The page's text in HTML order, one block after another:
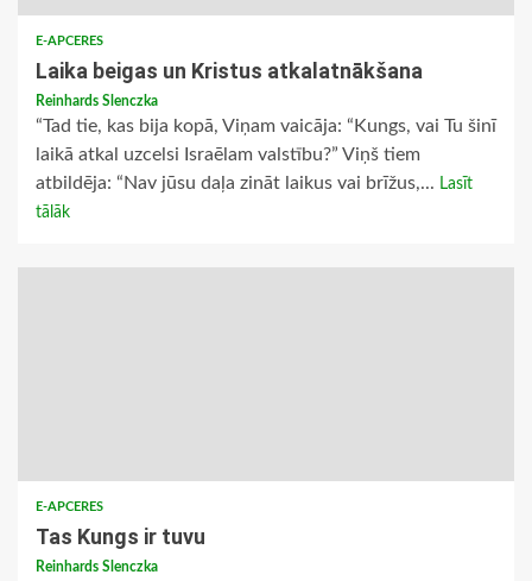
E-APCERES
Laika beigas un Kristus atkalatnākšana
Reinhards Slenczka
“Tad tie, kas bija kopā, Viņam vaicāja: “Kungs, vai Tu šinī
laikā atkal uzcelsi Israēlam valstību?” Viņš tiem
atbildēja: “Nav jūsu daļa zināt laikus vai brīžus,... Lasīt
tālāk
E-APCERES
Tas Kungs ir tuvu
Reinhards Slenczka